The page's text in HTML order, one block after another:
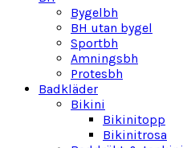
Bygelbh
BH utan bygel
Sportbh
Amningsbh
Protesbh
Badkläder
Bikini
Bikinitopp
Bikinitrosa